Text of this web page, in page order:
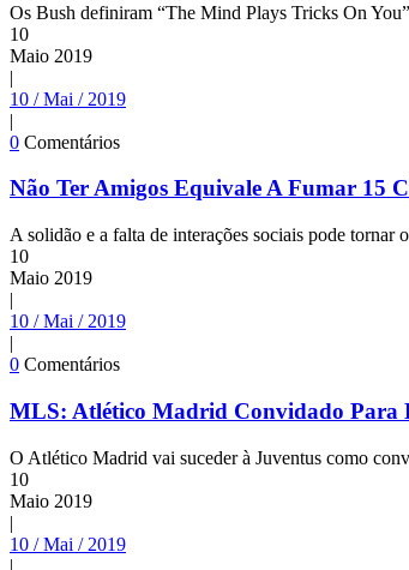
Os Bush definiram “The Mind Plays Tricks On
10
Maio 2019
|
10 / Mai / 2019
|
0 Comentários
Não Ter Amigos Equivale A Fumar 15
A solidão e a falta de interações sociais pode tornar
10
Maio 2019
|
10 / Mai / 2019
|
0 Comentários
MLS: Atlético Madrid Convidado Para
O Atlético Madrid vai suceder à Juventus como
10
Maio 2019
|
10 / Mai / 2019
|